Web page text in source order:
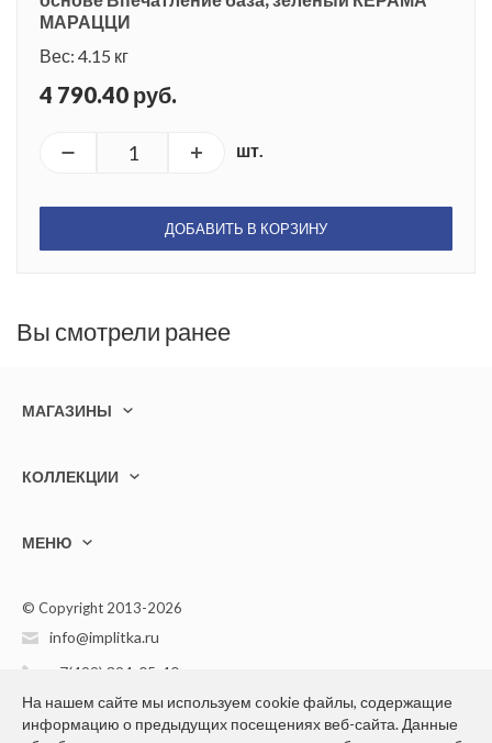
МАРАЦЦИ
Вес: 4.15 кг
4 790.40 руб.
шт.
ДОБАВИТЬ В КОРЗИНУ
Вы смотрели ранее
МАГАЗИНЫ
КОЛЛЕКЦИИ
МЕНЮ
© Copyright 2013-2026
info@implitka.ru
+7(499) 394-05-40
На нашем сайте мы используем cookie файлы, содержащие
информацию о предыдущих посещениях веб-сайта. Данные